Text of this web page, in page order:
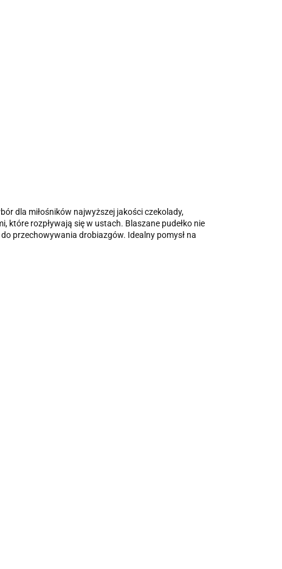
dla miłośników najwyższej jakości czekolady,
które rozpływają się w ustach. Blaszane pudełko nie
przechowywania drobiazgów. Idealny pomysł na